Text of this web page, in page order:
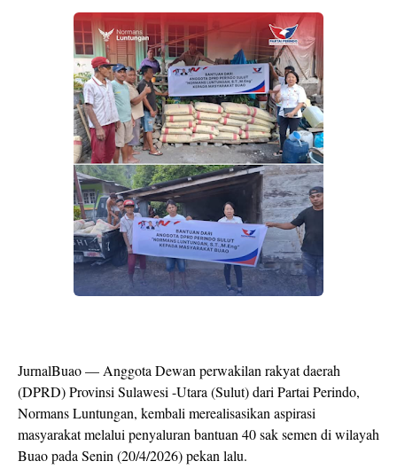
JurnalBuao — Anggota Dewan perwakilan rakyat daerah
(DPRD) Provinsi Sulawesi -Utara (Sulut) dari Partai Perindo,
Normans Luntungan, kembali merealisasikan aspirasi
masyarakat melalui penyaluran bantuan 40 sak semen di wilayah
Buao pada Senin (20/4/2026) pekan lalu.